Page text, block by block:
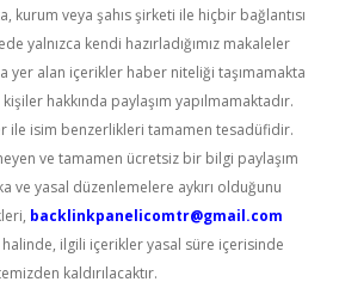
kurum veya şahıs şirketi ile hiçbir bağlantısı
yalnızca kendi hazırladığımız makaleler
yer alan içerikler haber niteliği taşımamakta
hakkında paylaşım yapılmamaktadır.
ile isim benzerlikleri tamamen tesadüfidir.
ve tamamen ücretsiz bir bilgi paylaşım
ve yasal düzenlemelere aykırı olduğunu
backlinkpanelicomtr@gmail.com
ilgili içerikler yasal süre içerisinde
kaldırılacaktır.